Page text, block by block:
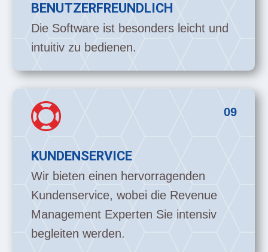
BENUTZERFREUNDLICH
Die Software ist besonders leicht und
intuitiv zu bedienen.
09

KUNDENSERVICE
Wir bieten einen hervorragenden
Kundenservice, wobei die Revenue
Management Experten Sie intensiv
begleiten werden.